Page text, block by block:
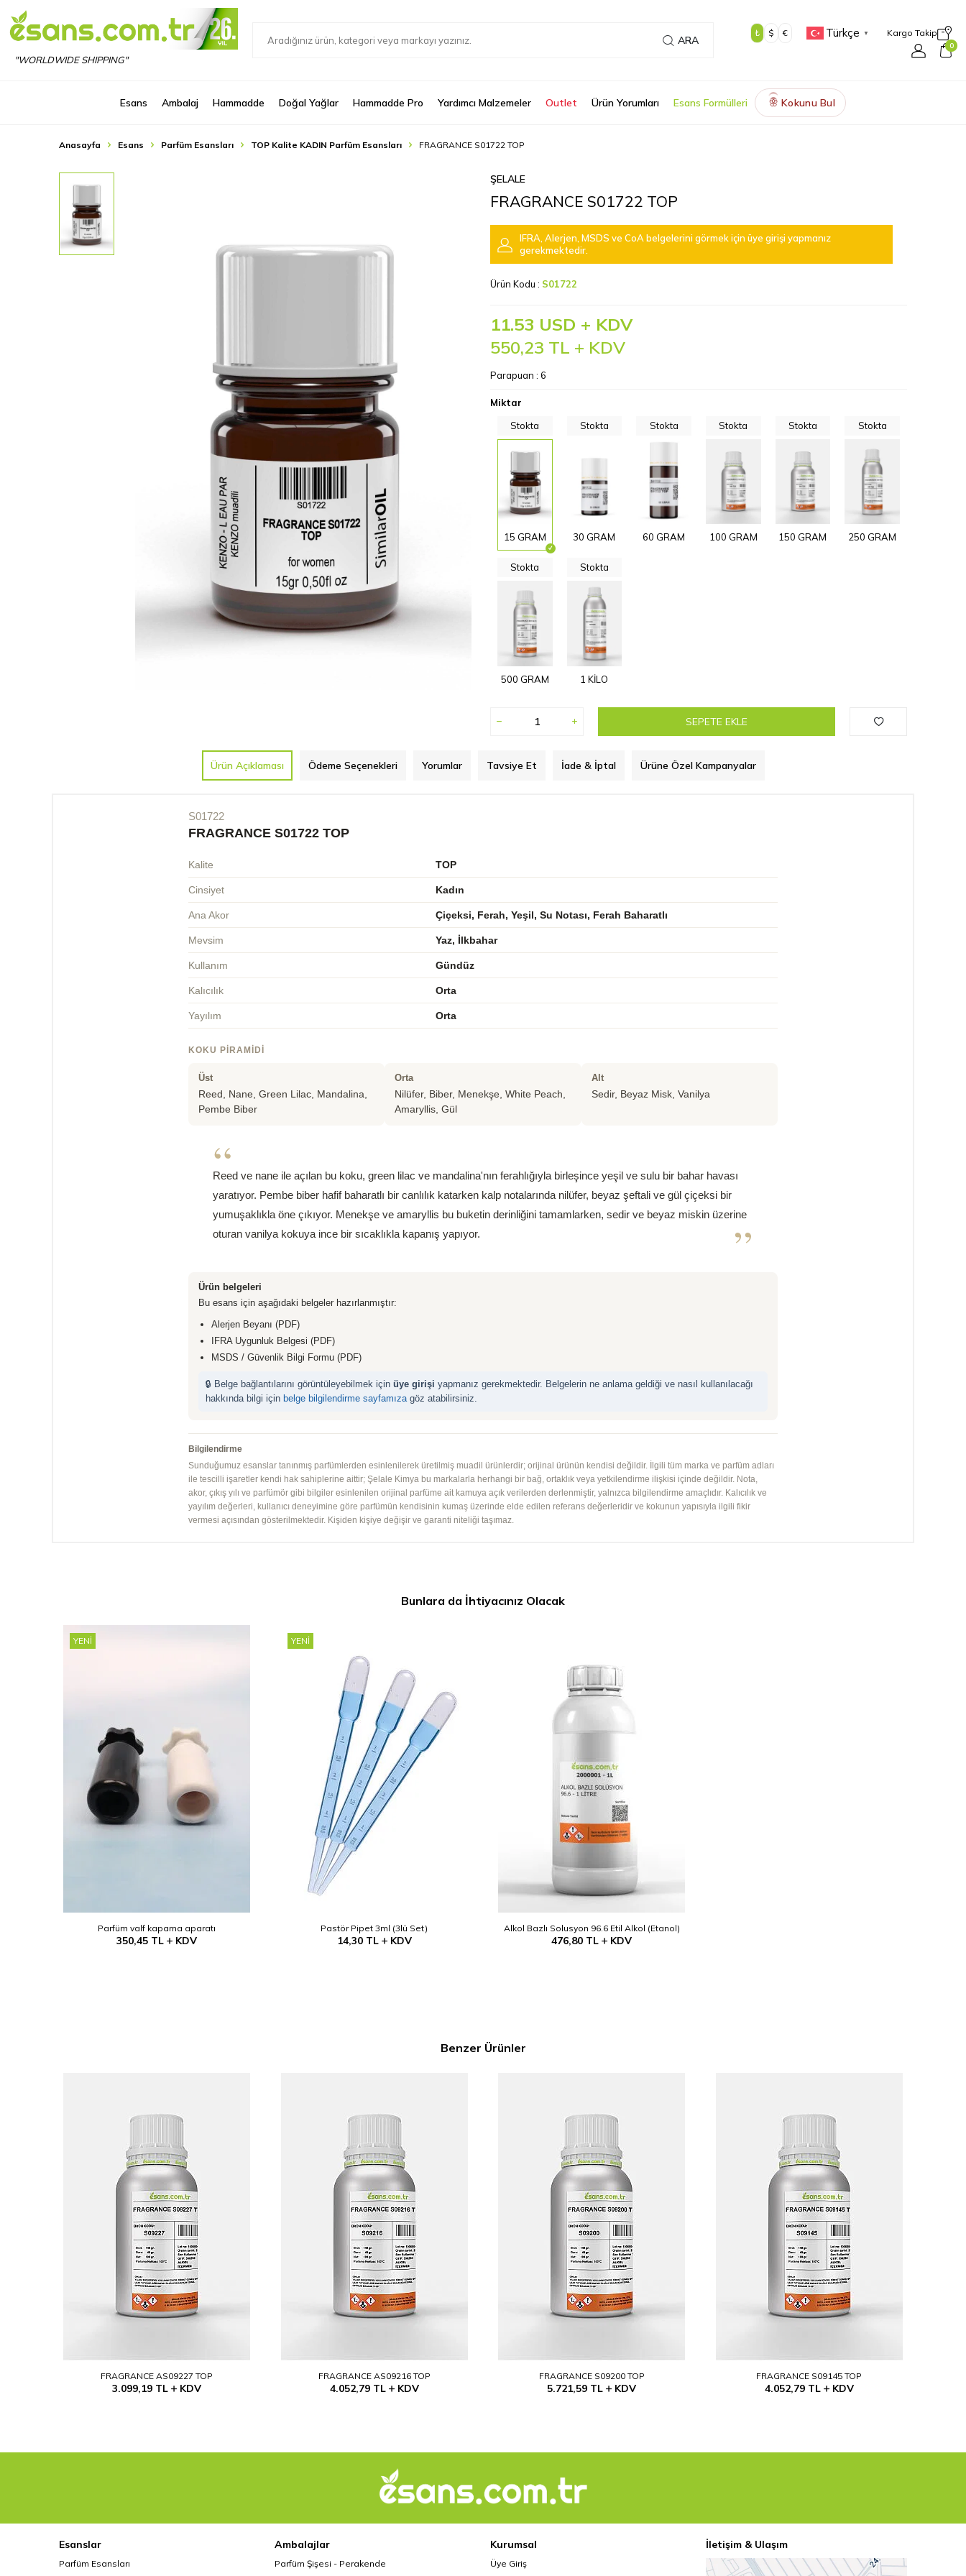
"WORLDWIDE SHIPPING"
ARA
₺ $ € Türkçe ▼ Kargo Takip
0
Esans Ambalaj Hammadde Doğal Yağlar Hammadde Pro Yardımcı Malzemeler Outlet Ürün Yorumları Esans Formülleri 🌸 Kokunu Bul
Anasayfa Esans Parfüm Esansları TOP Kalite KADIN Parfüm Esansları FRAGRANCE S01722 TOP
ŞELALE
FRAGRANCE S01722 TOP
IFRA, Alerjen, MSDS ve CoA belgelerini görmek için üye girişi yapmanız
gerekmektedir.
Ürün Kodu : S01722
11.53 USD + KDV
550,23 TL + KDV
Parapuan : 6
Miktar
Stokta
15 GRAM
Stokta
30 GRAM
Stokta
60 GRAM
Stokta
100 GRAM
Stokta
150 GRAM
Stokta
250 GRAM
Stokta
500 GRAM
Stokta
1 KİLO
SEPETE EKLE
Ürün Açıklaması Ödeme Seçenekleri Yorumlar Tavsiye Et İade & İptal Ürüne Özel Kampanyalar
S01722
FRAGRANCE S01722 TOP
Kalite TOP
Cinsiyet Kadın
Ana Akor Çiçeksi, Ferah, Yeşil, Su Notası, Ferah Baharatlı
Mevsim Yaz, İlkbahar
Kullanım Gündüz
Kalıcılık Orta
Yayılım Orta
KOKU PIRAMIDI
Üst
Reed, Nane, Green Lilac, Mandalina,
Pembe Biber
Orta
Nilüfer, Biber, Menekşe, White Peach,
Amaryllis, Gül
Alt
Sedir, Beyaz Misk, Vanilya
“
Reed ve nane ile açılan bu koku, green lilac ve mandalina'nın ferahlığıyla birleşince yeşil ve sulu bir bahar havası
yaratıyor. Pembe biber hafif baharatlı bir canlılık katarken kalp notalarında nilüfer, beyaz şeftali ve gül çiçeksi bir
yumuşaklıkla öne çıkıyor. Menekşe ve amaryllis bu buketin derinliğini tamamlarken, sedir ve beyaz miskin üzerine
oturan vanilya kokuya ince bir sıcaklıkla kapanış yapıyor.
”
Ürün belgeleri
Bu esans için aşağıdaki belgeler hazırlanmıştır:
Alerjen Beyanı (PDF)
IFRA Uygunluk Belgesi (PDF)
MSDS / Güvenlik Bilgi Formu (PDF)
🔒 Belge bağlantılarını görüntüleyebilmek için üye girişi yapmanız gerekmektedir. Belgelerin ne anlama geldiği ve nasıl kullanılacağı
hakkında bilgi için belge bilgilendirme sayfamıza göz atabilirsiniz.
Bilgilendirme
Sunduğumuz esanslar tanınmış parfümlerden esinlenilerek üretilmiş muadil ürünlerdir; orijinal ürünün kendisi değildir. İlgili tüm marka ve parfüm adları
ile tescilli işaretler kendi hak sahiplerine aittir; Şelale Kimya bu markalarla herhangi bir bağ, ortaklık veya yetkilendirme ilişkisi içinde değildir. Nota,
akor, çıkış yılı ve parfümör gibi bilgiler esinlenilen orijinal parfüme ait kamuya açık verilerden derlenmiştir, yalnızca bilgilendirme amaçlıdır. Kalıcılık ve
yayılım değerleri, kullanıcı deneyimine göre parfümün kendisinin kumaş üzerinde elde edilen referans değerleridir ve kokunun yapısıyla ilgili fikir
vermesi açısından gösterilmektedir. Kişiden kişiye değişir ve garanti niteliği taşımaz.
Bunlara da İhtiyacınız Olacak
YENI
Parfüm valf kapama aparatı
350,45 TL KDV
YENI
Pastör Pipet 3ml (3lü Set)
14,30TL KDV
Alkol Bazlı Solusyon 96.6 Etil Alkol (Etanol)
476,80 TL KDV
Benzer Ürünler
FRAGRANCE AS09227 TOP
3.099,19 TL KDV
FRAGRANCE AS09216 TOP
4.052,79TL KDV
FRAGRANCE S09200 TOP
5.721,59 TL KDV
FRAGRANCE S09145 TOP
4.052,79TL KDV
Esanslar
Parfüm Esansları
Ambalajlar
Parfüm Şişesi - Perakende
Kurumsal
Üye Giriş
İletişim & Ulaşım